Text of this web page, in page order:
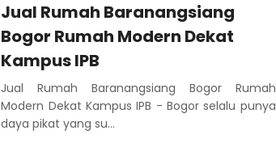
Jual Rumah Baranangsiang
Bogor Rumah Modern Dekat
Kampus IPB
Jual Rumah Baranangsiang Bogor Rumah
Modern Dekat Kampus IPB - Bogor selalu punya
daya pikat yang su...